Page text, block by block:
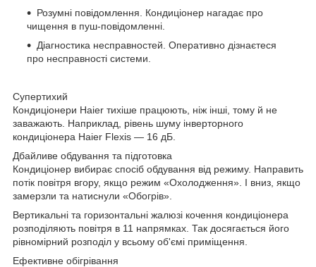
Розумні повідомлення. Кондиціонер нагадає про
чищення в пуш-повідомленні.
Діагностика несправностей. Оперативно дізнаєтеся
про несправності системи.
Супертихий
Кондиціонери Haier тихіше працюють, ніж інші, тому й не
заважають. Наприклад, рівень шуму інверторного
кондиціонера Haier Flexis — 16 дБ.
Дбайливе обдування та підготовка
Кондиціонер вибирає спосіб обдування від режиму. Направить
потік повітря вгору, якщо режим «Охолодження». І вниз, якщо
замерзли та натиснули «Обогрів».
Вертикальні та горизонтальні жалюзі кочення кондиціонера
розподіляють повітря в 11 напрямках. Так досягається його
рівномірний розподіл у всьому об'ємі приміщення.
Ефективне обігрівання